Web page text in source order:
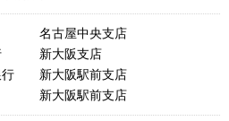
名古屋中央支店
行 新大阪支店
行 新大阪駅前支店
新大阪駅前支店